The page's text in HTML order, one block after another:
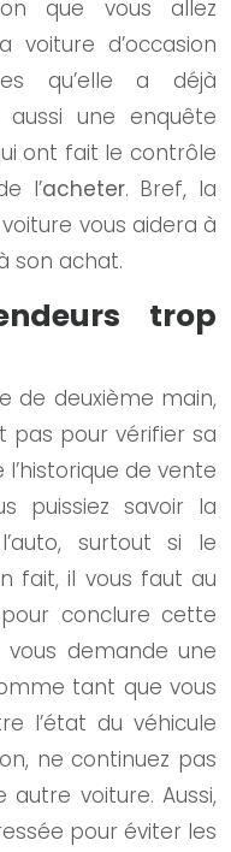
que vous allez
voiture d’occasion
qu’elle a déjà
une enquête
ont fait le contrôle
l’acheter. Bref, la
vous aidera à
son achat.
trop
de deuxième main,
pas pour vérifier sa
l’historique de vente
puissiez savoir la
surtout si le
fait, il vous faut au
conclure cette
demande une
tant que vous
l’état du véhicule
ne continuez pas
voiture. Aussi,
pour éviter les